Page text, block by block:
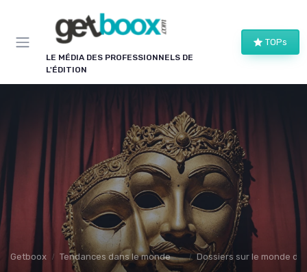
LE MÉDIA DES PROFESSIONNELS DE
L'ÉDITION
TOPs
Getboox Tendances dans le monde du livre Dossiers sur le monde de